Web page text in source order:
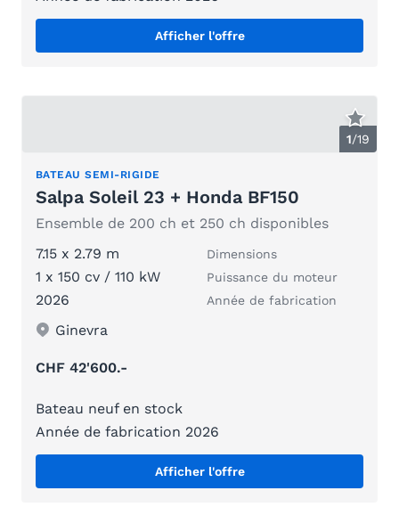
Afficher l'offre
1/19
BATEAU SEMI-RIGIDE
Salpa Soleil 23 + Honda BF150
Ensemble de 200 ch et 250 ch disponibles
7.15 x 2.79 m
Dimensions
1 x 150 cv / 110 kW Puissance du moteur
2026 Année de fabrication
Ginevra
CHF 42'600.-
Bateau neuf en stock
Année de fabrication 2026
Afficher l'offre